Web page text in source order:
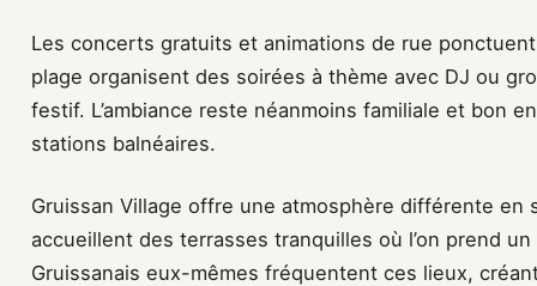
Les concerts gratuits et animations de rue
plage organisent des soirées à thème avec DJ ou
festif. L’ambiance reste néanmoins familiale et bon
stations balnéaires.
Gruissan Village offre une atmosphère différente en
accueillent des terrasses tranquilles où l’on prend
Gruissanais eux-mêmes fréquentent ces lieux,